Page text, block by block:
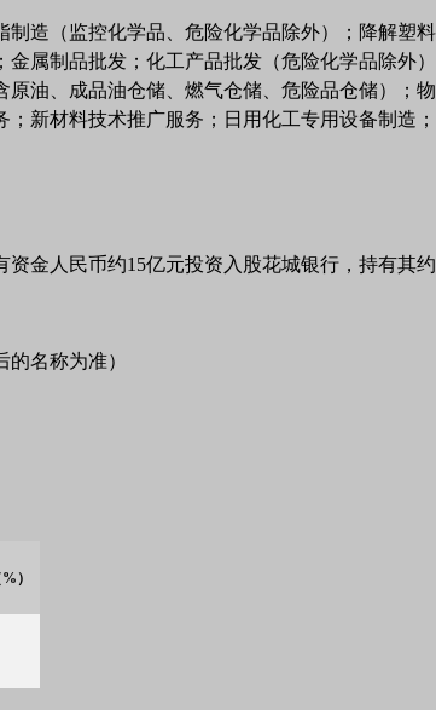
制造（监控化学品、危险化学品除外）；降解
属制品批发；化工产品批发（危险化学品除
原油、成品油仓储、燃气仓储、危险品仓储）
新材料技术推广服务；日用化工专用设备制造
金人民币约15亿元投资入股花城银行，持有其
名称为准）
% ）